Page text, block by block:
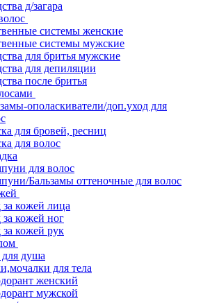
д/загара
системы женские
системы мужские
для бритья мужские
для депиляции
после бритья
ополаскиватели/доп.уход для
для бровей, ресниц
для волос
для волос
Бальзамы оттеночные для волос
за кожей лица
за кожей ног
за кожей рук
для душа
для тела
женский
мужской